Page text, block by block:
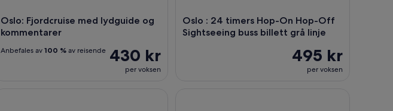
Oslo: Fjordcruise med lydguide og
kommentarer
430 kr
per voksen
Anbefales av 100 % av reisende
Oslo : 24 timers Hop-On Hop-Off
Sightseeing buss billett grå linje
495 kr
per voksen